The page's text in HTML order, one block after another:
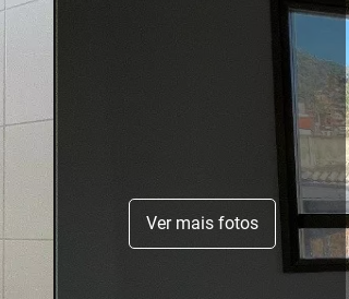
Ver mais fotos